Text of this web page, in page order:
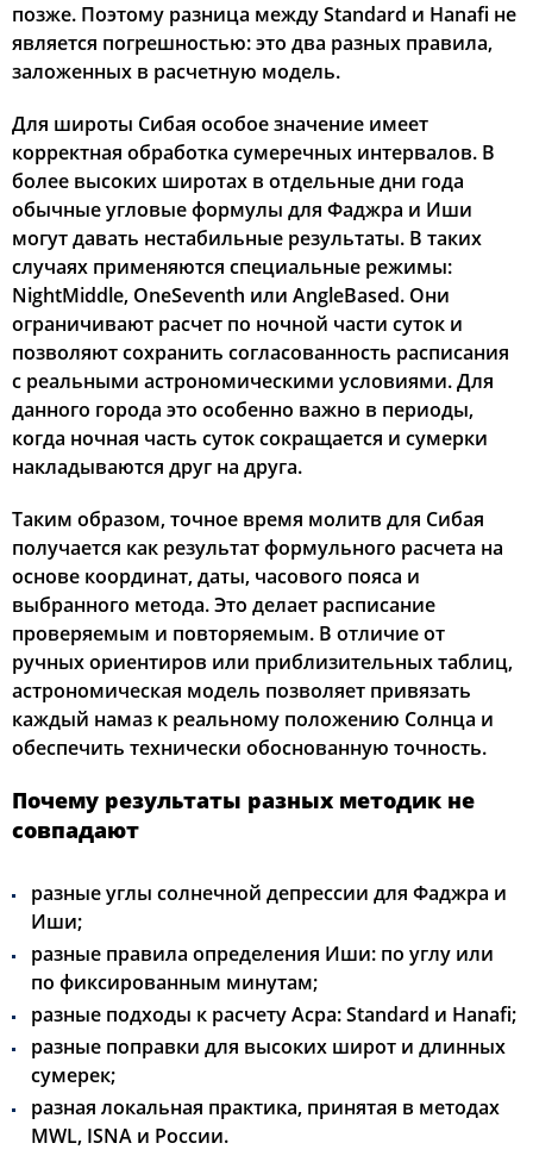
позже. Поэтому разница между Standard и Hanafi не
является погрешностью: это два разных правила,
заложенных в расчетную модель.
Для широты Сибая особое значение имеет
корректная обработка сумеречных интервалов. В
более высоких широтах в отдельные дни года
обычные угловые формулы для Фаджра и Иши
могут давать нестабильные результаты. В таких
случаях применяются специальные режимы:
NightMiddle, OneSeventh или AngleBased. Они
ограничивают расчет по ночной части суток и
позволяют сохранить согласованность расписания
с реальными астрономическими условиями. Для
данного города это особенно важно в периоды,
когда ночная часть суток сокращается и сумерки
накладываются друг на друга.
Таким образом, точное время молитв для Сибая
получается как результат формульного расчета на
основе координат, даты, часового пояса и
выбранного метода. Это делает расписание
проверяемым и повторяемым. В отличие от
ручных ориентиров или приблизительных таблиц,
астрономическая модель позволяет привязать
каждый намаз к реальному положению Солнца и
обеспечить технически обоснованную точность.
Почему результаты разных методик не
совпадают
разные углы солнечной депрессии для Фаджра и
Иши;
разные правила определения Иши: по углу или
по фиксированным минутам;
разные подходы к расчету Асра: Standard и Hanafi;
разные поправки для высоких широт и длинных
сумерек;
разная локальная практика, принятая в методах
MWL, ISNA и России.